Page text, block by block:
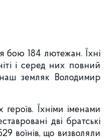
184 лютежан. Їхні
і серед них повний
земляк Володимир
Їхніми іменами
дві братські
воїнів, що визволяли